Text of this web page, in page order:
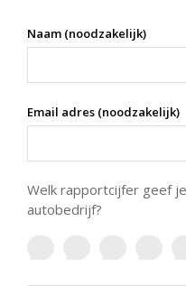
Naam (noodzakelijk)
Email adres (noodzakelijk)
Welk rapportcijfer geef
autobedrijf?